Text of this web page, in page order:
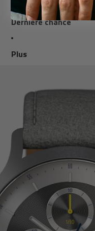
Dernière chance
Plus